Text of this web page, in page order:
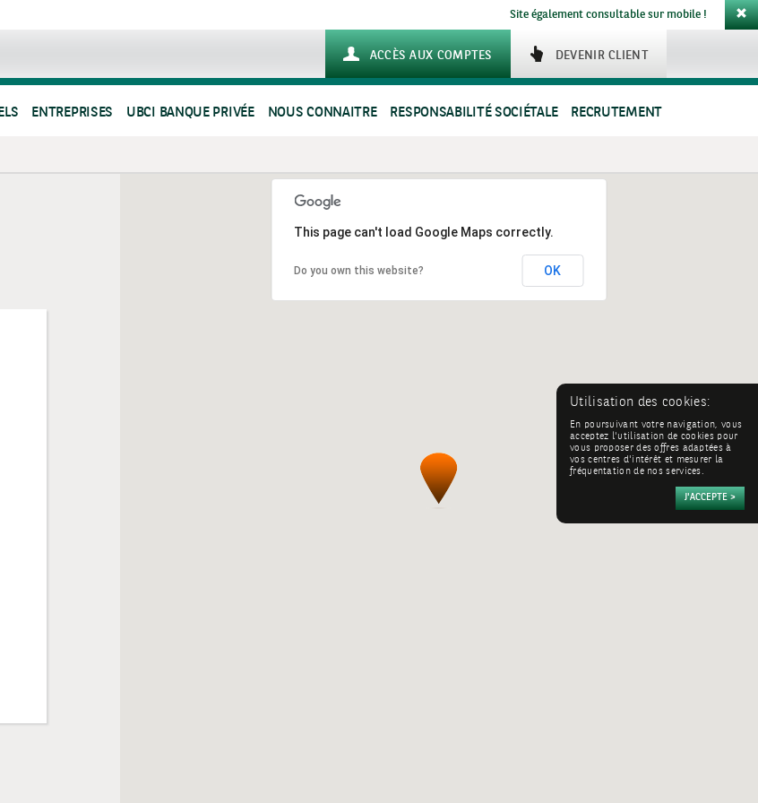
Site également consultable sur mobile !
DEVENIR CLIENT
ACCÈS AUX COMPTES
ENTREPRISES UBCI BANQUE PRIVÉE NOUS CONNAITRE RESPONSABILITÉ SOCIÉTALE RECRUTEMENT
This page can't load Google Maps correctly.
Do you own this website? OK
Utilisation des cookies:
En poursuivant votre navigation, vous
acceptez l'utilisation de cookies pour
vous proposer des offres adaptées à
vos centres d'intérêt et mesurer la
fréquentation de nos services.